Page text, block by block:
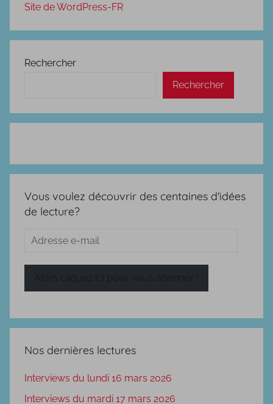
Site de WordPress-FR
Rechercher
Rechercher
Vous voulez découvrir des centaines d'idées
de lecture?
Adresse
Nos dernières lectures
Interviews du lundi 16 mars 2026
Interviews du mardi 17 mars 2026